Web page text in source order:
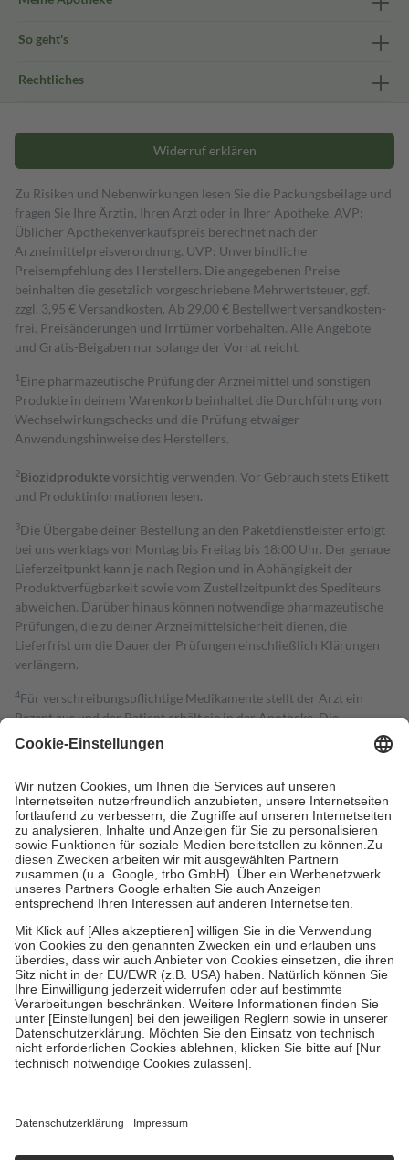
So geht's
Rechtliches
Widerruf erklären
Zu Risiken und Nebenwirkungen lesen Sie die Packungsbeilage und
fragen Sie Ihre Ärztin, Ihren Arzt oder in Ihrer Apotheke. AVP:
Üblicher Apothekenverkaufspreis berechnet nach der
Arzneimittelpreisverordnung. UVP: Unverbindliche
Preisempfehlung des Herstellers. Die angegebenen Preise
beinhalten die gesetzlich vorgeschriebene Mehrwertsteuer, ggf.
zzgl. 3,95 € Versandkosten. Ab 29,00 € Bestell­wert versand­kosten­
frei. Preisänderungen und Irrtümer vorbehalten. Alle Angebote
und Gratis-Beigaben nur solange der Vorrat reicht.
1 Eine pharmazeutische Prüfung der Arzneimittel und sonstigen
Produkte in deinem Warenkorb beinhaltet die Durchführung von
Wechselwirkungschecks und die Prüfung etwaiger
Anwendungshinweise des Herstellers.
2Biozidproduktevorsichtig verwenden. Vor Gebrauch stets Etikett
und Produktinformationen lesen.
3Die Übergabe deiner Bestellung an den Paketdienstleister erfolgt
bei uns werktags von Montag bis Freitag bis 18:00 Uhr. Der genaue
Lieferzeitpunkt kann je nach Region und in Abhängigkeit der
Produktverfügbarkeit sowie vom Zustellzeitpunkt des Spediteurs
abweichen. Darüber hinaus können notwendige pharmazeutische
Prüfungen, die zu deiner Arzneimittelsicherheit dienen, die
Lieferfrist um die Dauer der Prüfungen einschließlich Klärungen
verlängern.
4Für verschreibungspflichtige Medikamente stellt der Arzt ein
Rezept aus und der Patient erhält sie in der Apotheke. Die
gesetzliche Krankenversicherung übernimmt in der Regel die
Kosten dafür, der Versicherte trägt einen Teil davon als Zuzahlung
Grundsätzlich leisten Mitglieder Zuzahlungen in Höhe von zehn
Prozent des Abgabepreises,mindestens jedochfünf Euround
höchstens zehn Euro.Es sind jedoch nie mehr als die tatsächlichen
Kosten der Leistung zu entrichten.
Diese Regeln gelten grundsätzlich auch für Online-Apotheken.
Bei Heilmitteln und häuslicher Krankenpflege beträgt die
Zuzahlung zehn Prozent der Kosten sowie zehn Euro je
Verordnung.
Um das Engagement der Versicherten für ihre eigene Gesundheit zu
stärken und die besondere Stellung der Familie zu unterstützen,
fallenkeine Zuzahlungenan bei:
• Kindern und Jugendlichen bis zum vollendeten 18. Lebensjahr
mit Ausnahme der Fahrkosten
• Untersuchungen zur Vorsorge und Früherkennung, die von der
GKV getragen werden
Einholung von Bewertungen. Trusted Shops hat Maßnahmen